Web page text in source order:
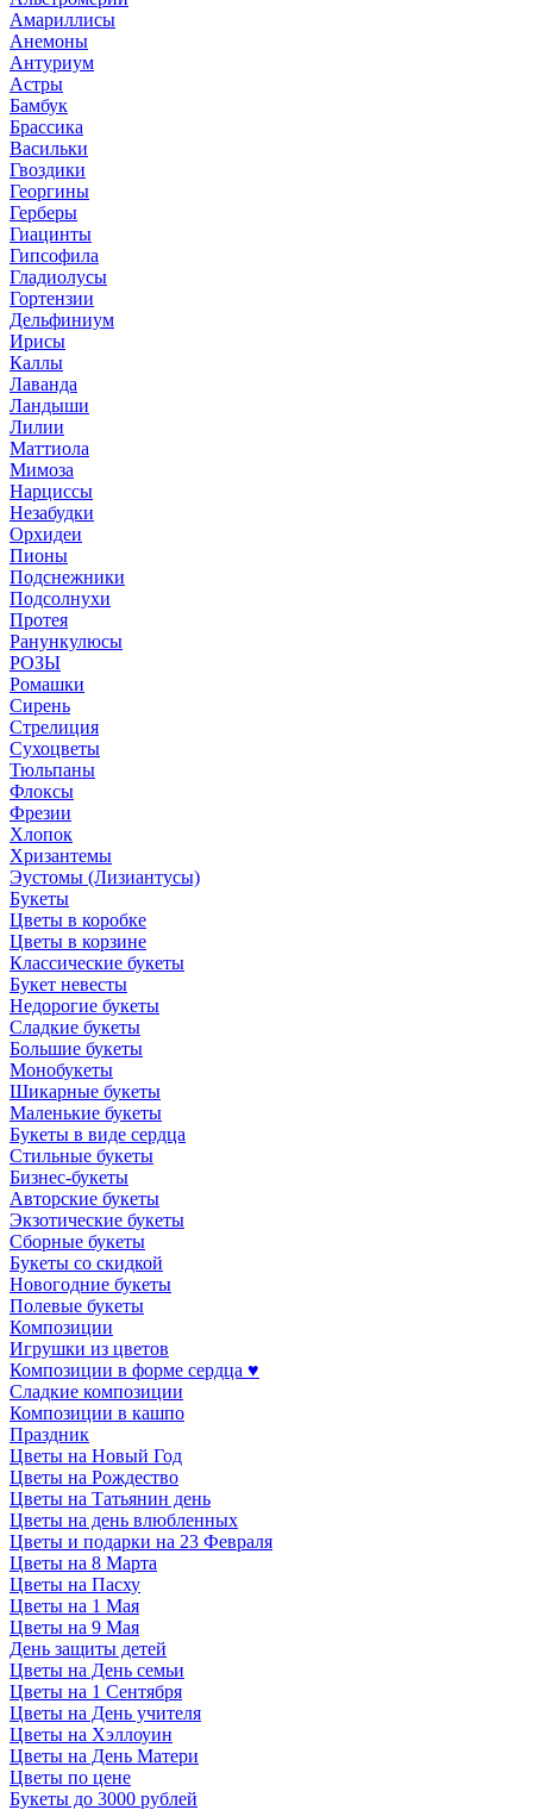
Амариллисы
Анемоны
Антуриум
Астры
Бамбук
Брассика
Васильки
Гвоздики
Георгины
Герберы
Гиацинты
Гипсофила
Гладиолусы
Гортензии
Дельфиниум
Ирисы
Каллы
Лаванда
Ландыши
Лилии
Маттиола
Мимоза
Нарциссы
Незабудки
Орхидеи
Пионы
Подснежники
Подсолнухи
Протея
Ранункулюсы
РОЗЫ
Ромашки
Сирень
Стрелиция
Сухоцветы
Тюльпаны
Флоксы
Фрезии
Хлопок
Хризантемы
Эустомы (Лизиантусы)
Букеты
Цветы в коробке
Цветы в корзине
Классические букеты
Букет невесты
Недорогие букеты
Сладкие букеты
Большие букеты
Монобукеты
Шикарные букеты
Маленькие букеты
Букеты в виде сердца
Стильные букеты
Бизнес-букеты
Авторские букеты
Экзотические букеты
Сборные букеты
Букеты со скидкой
Новогодние букеты
Полевые букеты
Композиции
Игрушки из цветов
Композиции в форме сердца ♥
Сладкие композиции
Композиции в кашпо
Праздник
Цветы на Новый Год
Цветы на Рождество
Цветы на Татьянин день
Цветы на день влюбленных
Цветы и подарки на 23 Февраля
Цветы на 8 Марта
Цветы на Пасху
Цветы на 1 Мая
Цветы на 9 Мая
День защиты детей
Цветы на День семьи
Цветы на 1 Сентября
Цветы на День учителя
Цветы на Хэллоуин
Цветы на День Матери
Цветы по цене
Букеты до 3000 рублей